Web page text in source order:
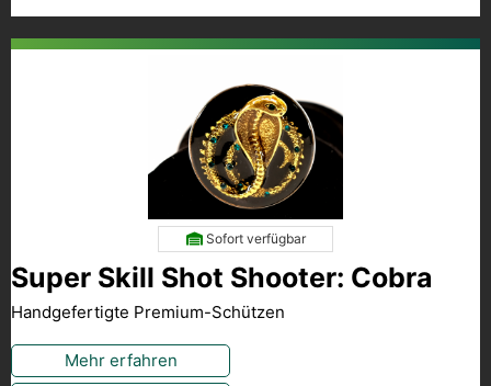
Sofort verfügbar
Super Skill Shot Shooter: Cobra
Handgefertigte Premium-Schützen
Mehr erfahren